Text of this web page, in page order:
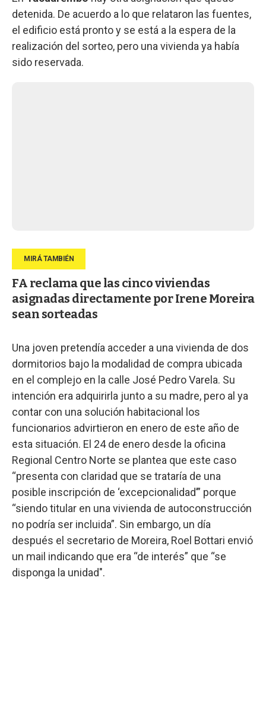
detenida. De acuerdo a lo que relataron las fuentes,
el edificio está pronto y se está a la espera de la
realización del sorteo, pero una vivienda ya había
sido reservada.
FA reclama que las cinco viviendas
asignadas directamente por Irene Moreira
sean sorteadas
Una joven pretendía acceder a una vivienda de dos
dormitorios bajo la modalidad de compra ubicada
en el complejo en la calle José Pedro Varela. Su
intención era adquirirla junto a su madre, pero al ya
contar con una solución habitacional los
funcionarios advirtieron en enero de este año de
esta situación. El 24 de enero desde la oficina
Regional Centro Norte se plantea que este caso
“presenta con claridad que se trataría de una
posible inscripción de ‘excepcionalidad’” porque
“siendo titular en una vivienda de autoconstrucción
no podría ser incluida”. Sin embargo, un día
después el secretario de Moreira, Roel Bottari envió
un mail indicando que era “de interés” que “se
disponga la unidad".